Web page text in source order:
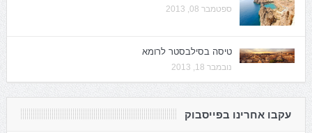
ספטמבר 08, 2013
טיסה בסילבסטר לרומא
נובמבר 18, 2013
עקבו אחרינו בפייסבוק